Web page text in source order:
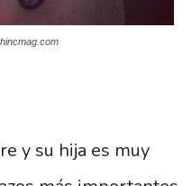
y su hija es muy